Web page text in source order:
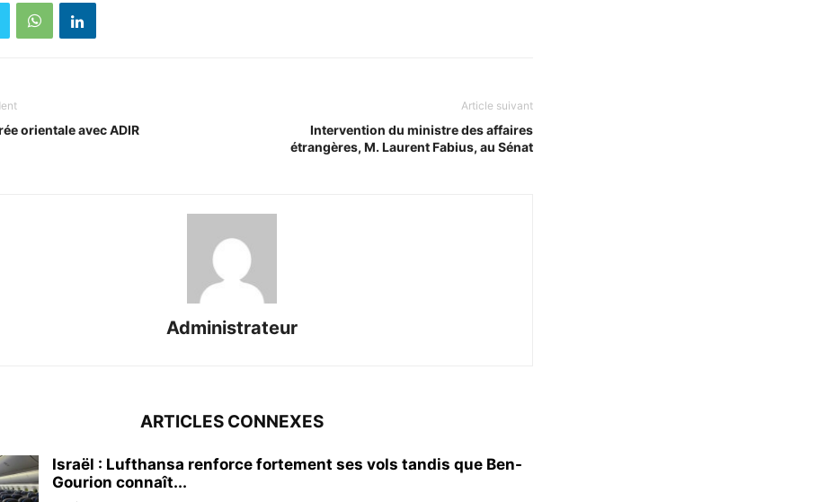
orientale avec ADIR
Article suivant
Intervention du ministre des affaires
étrangères, M. Laurent Fabius, au Sénat
Administrateur
ARTICLES CONNEXES
Israël : Lufthansa renforce fortement ses vols tandis que Ben-
Gourion connaît...